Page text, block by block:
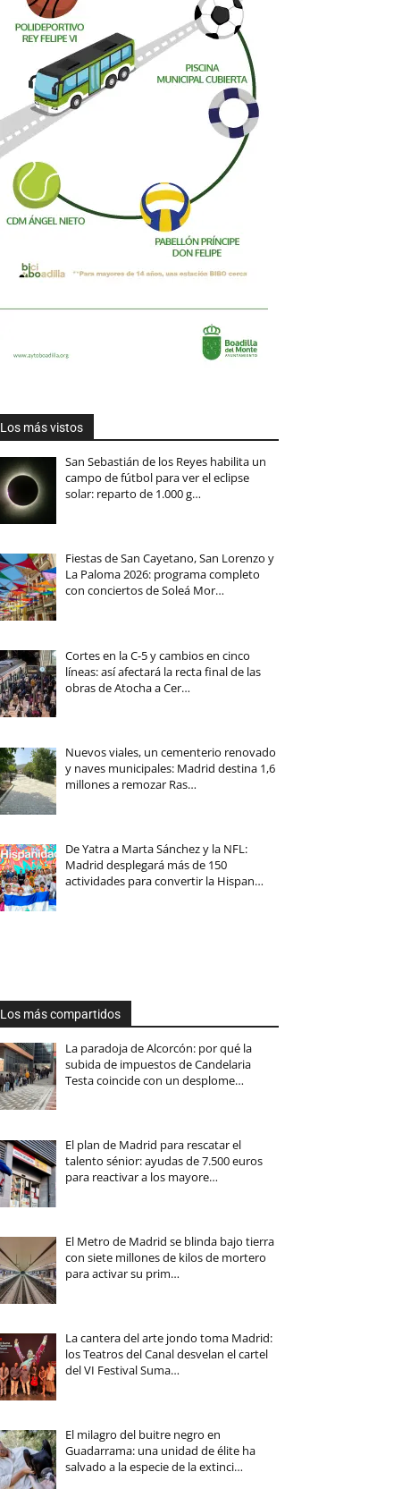
Los más vistos
San Sebastián de los Reyes habilita un
campo de fútbol para ver el eclipse
solar: reparto de 1.000 g…
Fiestas de San Cayetano, San Lorenzo y
La Paloma 2026: programa completo
con conciertos de Soleá Mor…
Cortes en la C-5 y cambios en cinco
líneas: así afectará la recta final de las
obras de Atocha a Cer…
Nuevos viales, un cementerio renovado
y naves municipales: Madrid destina 1,6
millones a remozar Ras…
De Yatra a Marta Sánchez y la NFL:
Madrid desplegará más de 150
actividades para convertir la Hispan…
Los más compartidos
La paradoja de Alcorcón: por qué la
subida de impuestos de Candelaria
Testa coincide con un desplome…
El plan de Madrid para rescatar el
talento sénior: ayudas de 7.500 euros
para reactivar a los mayore…
El Metro de Madrid se blinda bajo tierra
con siete millones de kilos de mortero
para activar su prim…
La cantera del arte jondo toma Madrid:
los Teatros del Canal desvelan el cartel
del VI Festival Suma…
El milagro del buitre negro en
Guadarrama: una unidad de élite ha
salvado a la especie de la extinci…